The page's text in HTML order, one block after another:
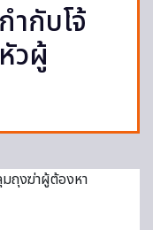
กับโจ้
วผู้